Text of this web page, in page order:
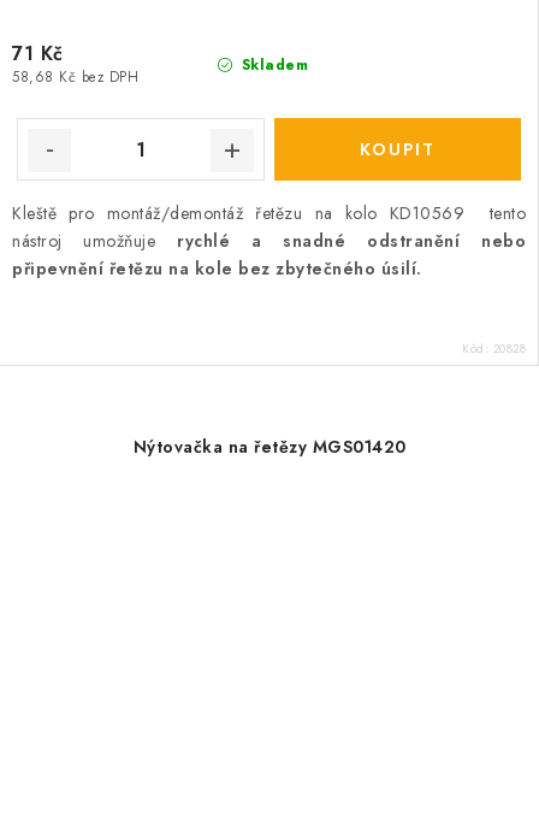
Skladem
58,68 Kč bez DPH
71 Kč
Kleště pro montáž/demontáž řetězu na kolo KD10569 tento
nástroj umožňuje rychlé a snadné odstranění nebo
připevnění řetězu na kole bez zbytečného úsilí.
Kód: 20828
Nýtovačka na řetězy MGS01420